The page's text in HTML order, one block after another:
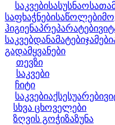
საკვებისასუსნაო
საფხაჭნებისაწოლები
ჰიგიენაპრეპარატები
საკვებდანამატებიჯამები
გადამყვანები
თევზი
საკვები
ჩიტი
საკვებიაქსესუარები
სხვა ცხოველები
ზღვის გოჭიზაზუნა